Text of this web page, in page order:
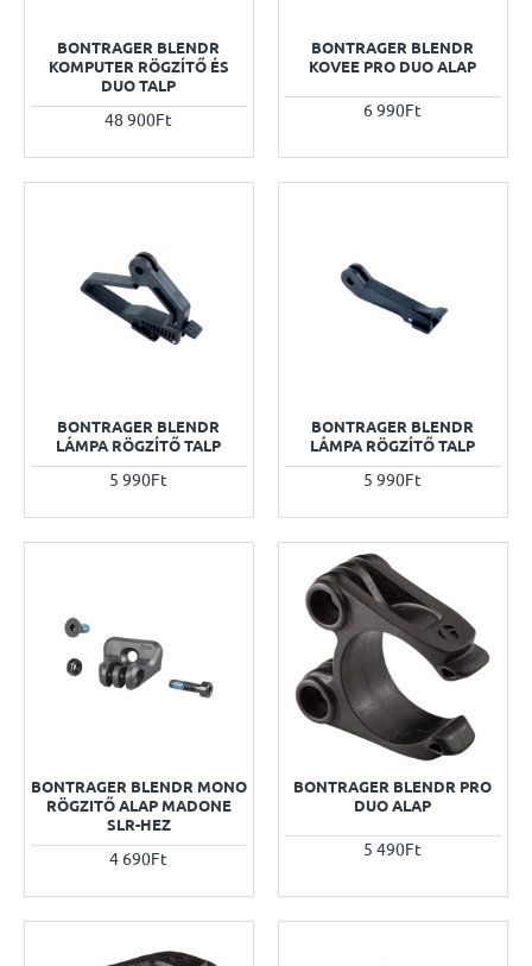
BONTRAGER BLENDR
KOMPUTER RÖGZÍTŐ ÉS
DUO TALP
48 900Ft
BONTRAGER BLENDR
KOVEE PRO DUO ALAP
6 990Ft
BONTRAGER BLENDR
LÁMPA RÖGZÍTŐ TALP
5 990Ft
BONTRAGER BLENDR
LÁMPA RÖGZÍTŐ TALP
5 990Ft
BONTRAGER BLENDR MONO
RÖGZITŐ ALAP MADONE
SLR-HEZ
4 690Ft
BONTRAGER BLENDR PRO
DUO ALAP
5 490Ft